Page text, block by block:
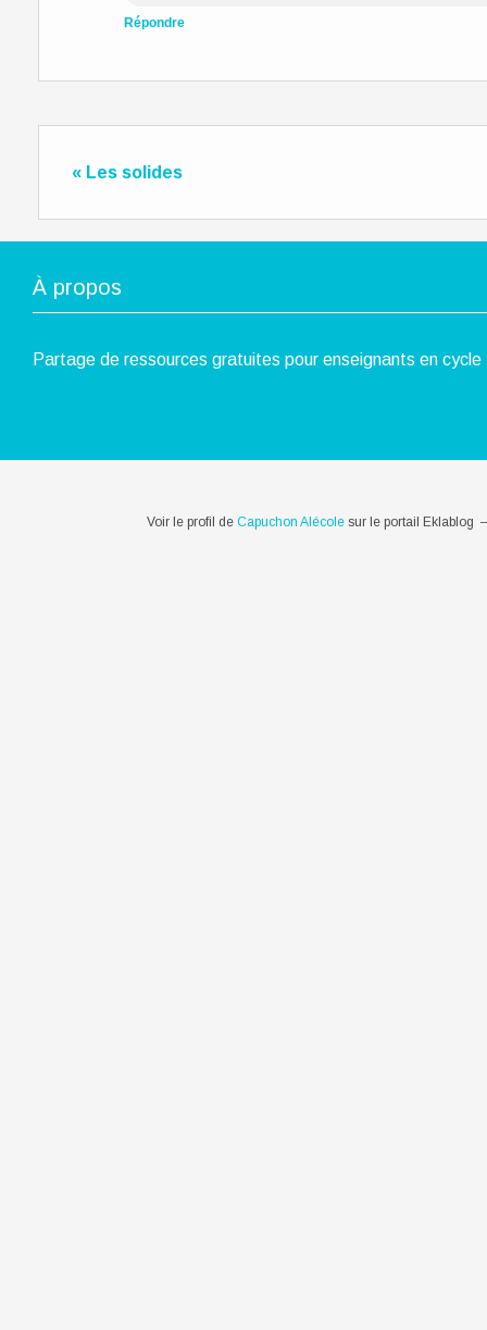
Répondre
« Les solides
À propos
Partage de ressources gratuites pour enseignants en
Voir le profil de Capuchon Alécolesur le portail Eklablog